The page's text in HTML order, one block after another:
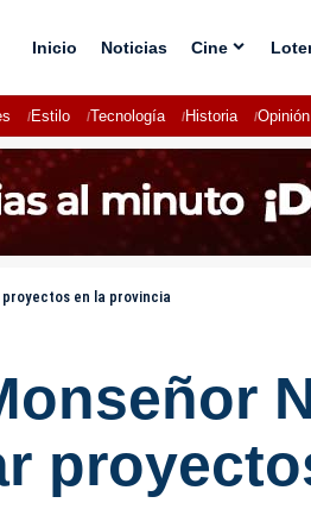
Inicio Noticias Cine
Estilo Tecnología Historia Opinión
proyectos en la provincia